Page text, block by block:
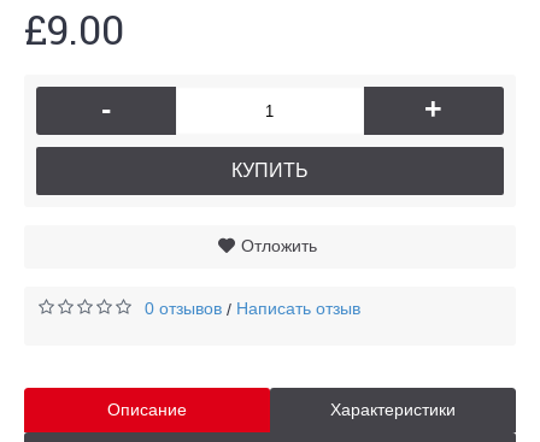
£9.00
- +
КУПИТЬ
Отложить
0 отзывов / Написать отзыв
Описание Характеристики